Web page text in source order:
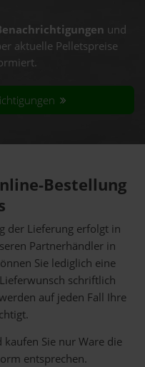
und
aktuelle Pelletspreise
Bestellung
der Lieferung erfolgt in
Partnerhändler in
Sie lediglich eine
schriftlich
auf jeden Fall Ihre
Sie nur Ware die
entsprechen.